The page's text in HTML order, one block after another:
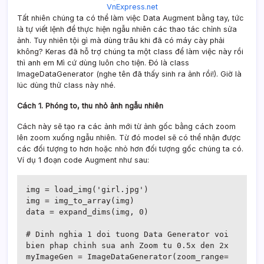
VnExpress.net
Tất nhiên chúng ta có thể làm việc Data Augment bằng tay, tức
là tự viết lệnh để thực hiện ngẫu nhiên các thao tác chỉnh sửa
ảnh. Tuy nhiên tội gì mà dùng trâu khi đã có máy cày phải
không? Keras đã hỗ trợ chúng ta một class để làm việc này rồi
thì anh em Mì cứ dùng luôn cho tiện. Đó là class
ImageDataGenerator (nghe tên đã thấy sinh ra ảnh rồi!). Giờ là
lúc dùng thử class này nhé.
Cách 1. Phóng to, thu nhỏ ảnh ngẫu nhiên
Cách này sẽ tạo ra các ảnh mới từ ảnh gốc bằng cách zoom
lên zoom xuống ngẫu nhiên. Từ đó model sẽ có thể nhận được
các đối tượng to hơn hoặc nhỏ hơn đối tượng gốc chúng ta có.
Ví dụ 1 đoạn code Augment như sau:
img = load_img('girl.jpg')
img = img_to_array(img)
data = expand_dims(img, 0)
# Dinh nghia 1 doi tuong Data Generator voi
bien phap chinh sua anh Zoom tu 0.5x den 2x
myImageGen = ImageDataGenerator(zoom_range=